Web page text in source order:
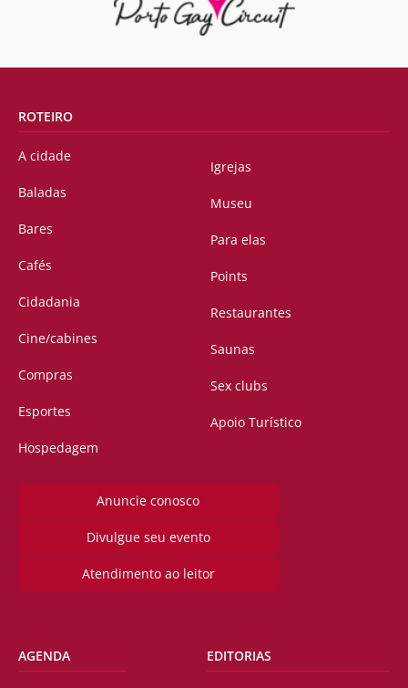
ROTEIRO
A cidade
Baladas
Bares
Cafés
Cidadania
Cine/cabines
Compras
Esportes
Hospedagem
Igrejas
Museu
Para elas
Points
Restaurantes
Saunas
Sex clubs
Apoio Turístico
Anuncie conosco
Divulgue seu evento
Atendimento ao leitor
AGENDA EDITORIAS